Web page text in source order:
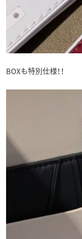
BOXも特別仕様！！